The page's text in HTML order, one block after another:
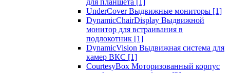
для планшета [1]
UnderCover Выдвижные мониторы [1]
DynamicChairDisplay Выдвижной
монитор для встраивания в
подлокотник [1]
DynamicVision Выдвижная система для
камер ВКС [1]
CourtesyBox Моторизованный корпус